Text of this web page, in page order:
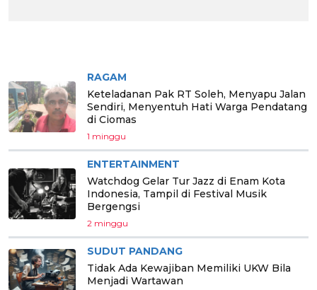
RAGAM
Keteladanan Pak RT Soleh, Menyapu Jalan
Sendiri, Menyentuh Hati Warga Pendatang
di Ciomas
1 minggu
ENTERTAINMENT
Watchdog Gelar Tur Jazz di Enam Kota
Indonesia, Tampil di Festival Musik
Bergengsi
2 minggu
SUDUT PANDANG
Tidak Ada Kewajiban Memiliki UKW Bila
Menjadi Wartawan